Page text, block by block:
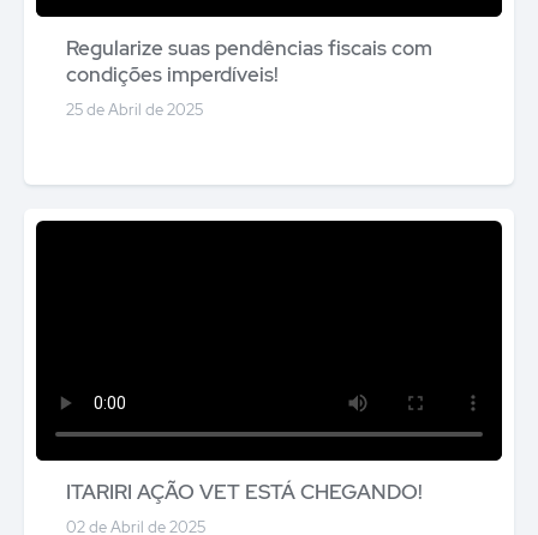
Regularize suas pendências fiscais com
condições imperdíveis!
25 de Abril de 2025
ITARIRI AÇÃO VET ESTÁ CHEGANDO!
02 de Abril de 2025